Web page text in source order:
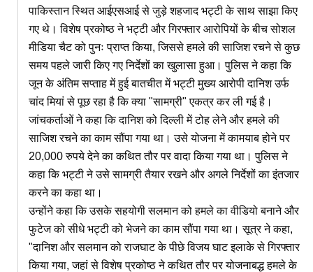
पाकिस्तान स्थित आईएसआई से जुड़े शहजाद भट्टी के साथ साझा किए
गए थे। विशेष प्रकोष्ठ ने भट्टी और गिरफ्तार आरोपियों के बीच सोशल
मीडिया चैट को पुनः प्राप्त किया, जिससे हमले की साजिश रचने से कुछ
समय पहले जारी किए गए निर्देशों का खुलासा हुआ। पुलिस ने कहा कि
जून के अंतिम सप्ताह में हुई बातचीत में भट्टी मुख्य आरोपी दानिश उर्फ
चांद मियां से पूछ रहा है कि क्या "सामग्री" एकत्र कर ली गई है।
जांचकर्ताओं ने कहा कि दानिश को दिल्ली में टोह लेने और हमले की
साजिश रचने का काम सौंपा गया था। उसे योजना में कामयाब होने पर
20,000 रुपये देने का कथित तौर पर वादा किया गया था। पुलिस ने
कहा कि भट्टी ने उसे सामग्री तैयार रखने और अगले निर्देशों का इंतजार
करने का कहा था।
उन्होंने कहा कि उसके सहयोगी सलमान को हमले का वीडियो बनाने और
फुटेज को सीधे भट्टी को भेजने का काम सौंपा गया था। सूत्र ने कहा,
"दानिश और सलमान को राजघाट के पीछे विजय घाट इलाके से गिरफ्तार
किया गया, जहां से विशेष प्रकोष्ठ ने कथित तौर पर योजनाबद्ध हमले के